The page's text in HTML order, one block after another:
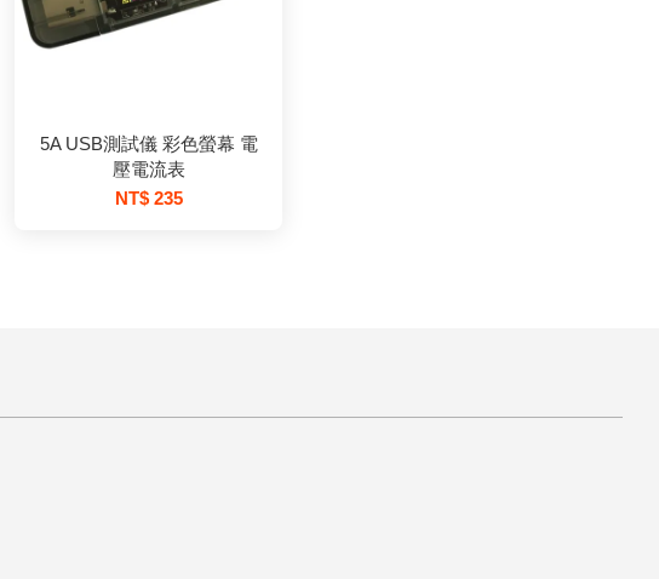
5A USB測試儀 彩色螢幕 電
壓電流表
NT$ 235